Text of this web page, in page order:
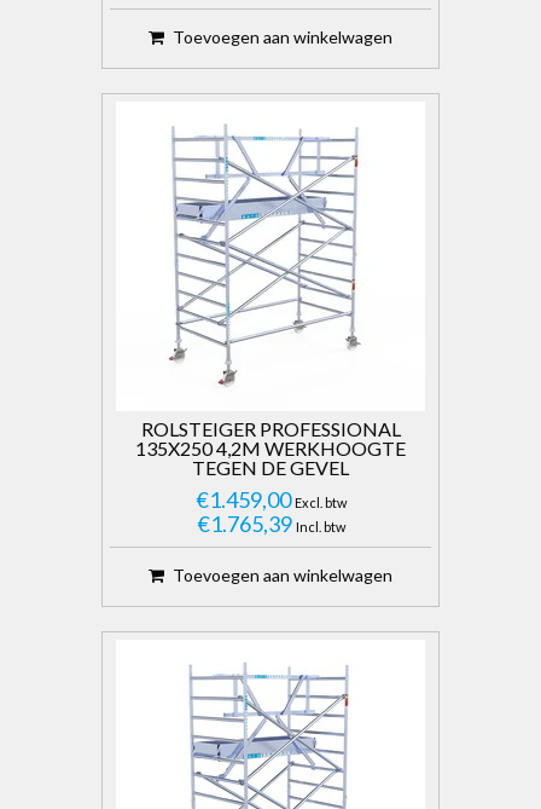
Toevoegen aan winkelwagen
ROLSTEIGER PROFESSIONAL
135X250 4,2M WERKHOOGTE
TEGEN DE GEVEL
€1.459,00 Excl. btw
€1.765,39 Incl. btw
Toevoegen aan winkelwagen